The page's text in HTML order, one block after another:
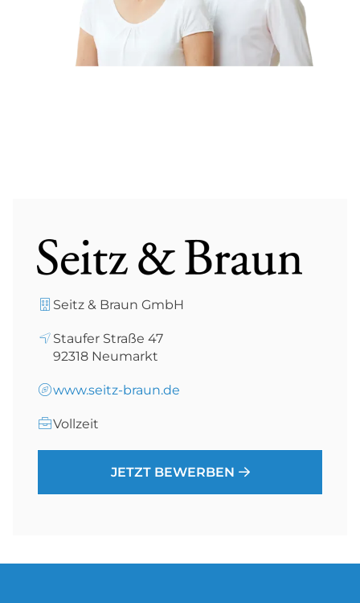
Seitz & Braun GmbH
Staufer Straße 47
92318 Neumarkt
www.seitz-braun.de
Vollzeit
JETZT BEWERBEN